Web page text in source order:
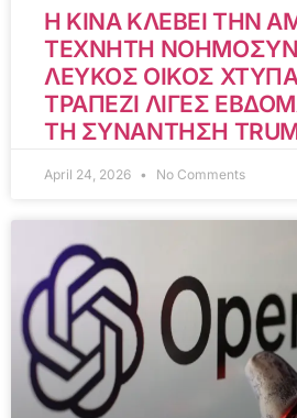
Η ΚΙΝΑ ΚΛΕΒΕΙ ΤΗΝ
ΤΕΧΝΗΤΗ
ΛΕΥΚΟΣ ΟΙΚΟΣ
ΤΡΑΠΕΖΙ ΛΙΓΕΣ
ΤΗ ΣΥΝΑΝΤΗΣΗ
April 24, 2026 No Comments